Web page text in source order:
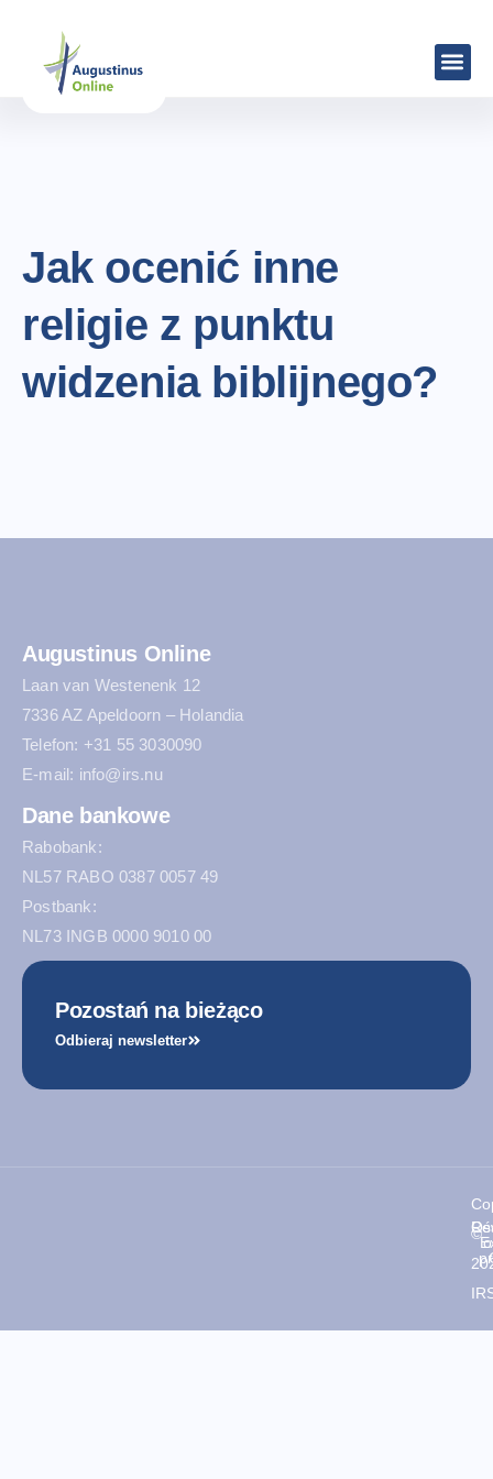
Jak ocenić inne
religie z punktu
widzenia biblijnego?
Augustinus Online
Laan van Westenenk 12
7336 AZ Apeldoorn – Holandia
Telefon: +31 55 3030090
E-mail: info@irs.nu
Dane bankowe
Rabobank:
NL57 RABO 0387 0057 49
Postbank:
NL73 INGB 0000 9010 00
Pozostań na bieżąco
Odbieraj newsletter
©